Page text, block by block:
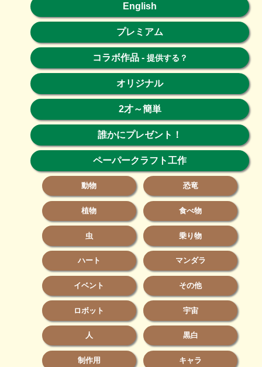
English
プレミアム
コラボ作品- 提供する？
オリジナル
2才～簡単
誰かにプレゼント！
ペーパークラフト工作
動物 恐竜
植物 食べ物
虫 乗り物
ハート マンダラ
イベント その他
ロボット 宇宙
人 黒白
制作用 キャラ